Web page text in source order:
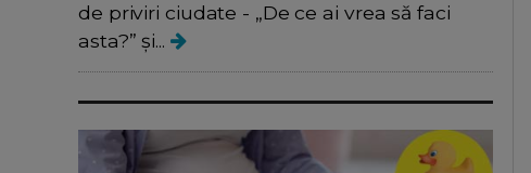
de priviri ciudate - „De ce ai vrea să faci
asta?” și...